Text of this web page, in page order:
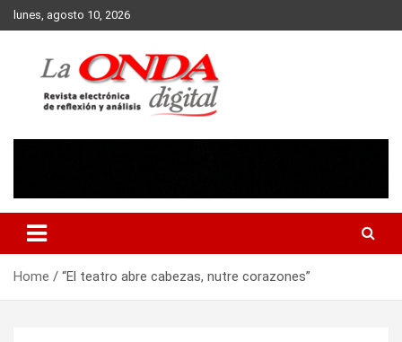
Skip
to
lunes, agosto 10, 2026
Home “El teatro abre cabezas, nutre corazones”